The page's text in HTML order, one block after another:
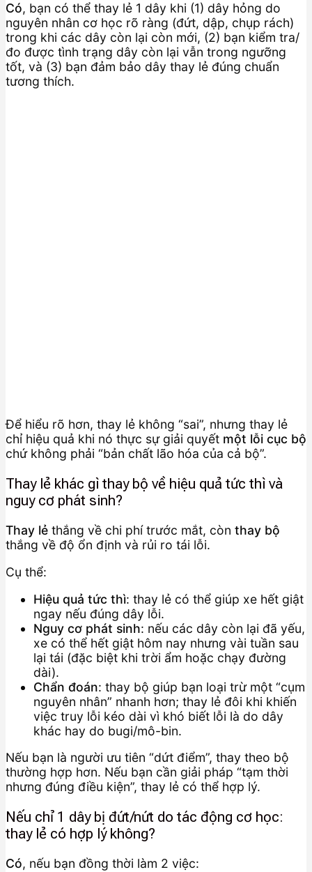
Có, bạn có thể thay lẻ 1 dây khi (1) dây hỏng do
nguyên nhân cơ học rõ ràng (đứt, dập, chụp rách)
trong khi các dây còn lại còn mới, (2) bạn kiểm tra/
đo được tình trạng dây còn lại vẫn trong ngưỡng
tốt, và (3) bạn đảm bảo dây thay lẻ đúng chuẩn
tương thích.
Để hiểu rõ hơn, thay lẻ không “sai”, nhưng thay lẻ
chỉ hiệu quả khi nó thực sự giải quyết một lỗi cục bộ
chứ không phải “bản chất lão hóa của cả bộ”.
Thay lẻ khác gì thay bộ về hiệu quả tức thì và
nguy cơ phát sinh?
Thay lẻ thắng về chi phí trước mắt, còn thay bộ
thắng về độ ổn định và rủi ro tái lỗi.
Cụ thể:
Hiệu quả tức thì: thay lẻ có thể giúp xe hết giật
ngay nếu đúng dây lỗi.
Nguy cơ phát sinh: nếu các dây còn lại đã yếu,
xe có thể hết giật hôm nay nhưng vài tuần sau
lại tái (đặc biệt khi trời ẩm hoặc chạy đường
dài).
Chẩn đoán: thay bộ giúp bạn loại trừ một “cụm
nguyên nhân” nhanh hơn; thay lẻ đôi khi khiến
việc truy lỗi kéo dài vì khó biết lỗi là do dây
khác hay do bugi/mô-bin.
Nếu bạn là người ưu tiên “dứt điểm”, thay theo bộ
thường hợp hơn. Nếu bạn cần giải pháp “tạm thời
nhưng đúng điều kiện”, thay lẻ có thể hợp lý.
Nếu chỉ 1 dây bị đứt/nứt do tác động cơ học:
thay lẻ có hợp lý không?
Có, nếu bạn đồng thời làm 2 việc: